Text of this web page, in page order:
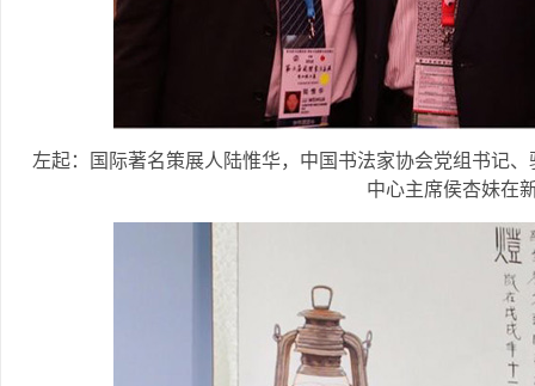
左起：国际著名策展人陆惟华，中国书法家协会党组书记
中心主席侯杏妹在